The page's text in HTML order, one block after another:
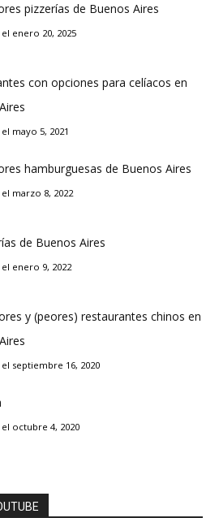
pizzerías de Buenos Aires
enero 20, 2025
con opciones para celíacos en
mayo 5, 2021
hamburguesas de Buenos Aires
marzo 8, 2022
de Buenos Aires
enero 9, 2022
y (peores) restaurantes chinos en
septiembre 16, 2020
octubre 4, 2020